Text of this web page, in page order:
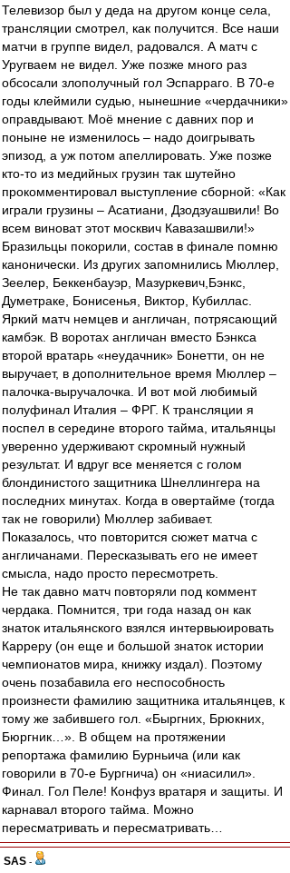
Телевизор был у деда на другом конце села,
трансляции смотрел, как получится. Все наши
матчи в группе видел, радовался. А матч с
Уругваем не видел. Уже позже много раз
обсосали злополучный гол Эспарраго. В 70-е
годы клеймили судью, нынешние «чердачники»
оправдывают. Моё мнение с давних пор и
поныне не изменилось – надо доигрывать
эпизод, а уж потом апеллировать. Уже позже
кто-то из медийных грузин так шутейно
прокомментировал выступление сборной: «Как
играли грузины – Асатиани, Дзодзуашвили! Во
всем виноват этот москвич Кавазашвили!»
Бразильцы покорили, состав в финале помню
канонически. Из других запомнились Мюллер,
Зеелер, Беккенбауэр, Мазуркевич,Бэнкс,
Думетраке, Бонисенья, Виктор, Кубиллас.
Яркий матч немцев и англичан, потрясающий
камбэк. В воротах англичан вместо Бэнкса
второй вратарь «неудачник» Бонетти, он не
выручает, в дополнительное время Мюллер –
палочка-выручалочка. И вот мой любимый
полуфинал Италия – ФРГ. К трансляции я
поспел в середине второго тайма, итальянцы
уверенно удерживают скромный нужный
результат. И вдруг все меняется с голом
блондинистого защитника Шнеллингера на
последних минутах. Когда в овертайме (тогда
так не говорили) Мюллер забивает.
Показалось, что повторится сюжет матча с
англичанами. Пересказывать его не имеет
смысла, надо просто пересмотреть.
Не так давно матч повторяли под коммент
чердака. Помнится, три года назад он как
знаток итальянского взялся интервьюировать
Карреру (он еще и большой знаток истории
чемпионатов мира, книжку издал). Поэтому
очень позабавила его неспособность
произнести фамилию защитника итальянцев, к
тому же забившего гол. «Быргних, Брюкних,
Бюргник…». В общем на протяжении
репортажа фамилию Бурньича (или как
говорили в 70-е Бургнича) он «ниасилил».
Финал. Гол Пеле! Конфуз вратаря и защиты. И
карнавал второго тайма. Можно
пересматривать и пересматривать…
SAS -